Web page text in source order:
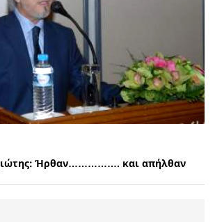
Ήρθαν……………. και απήλθαν